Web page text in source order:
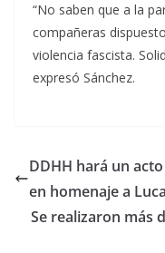
“No saben que a la
compañeras
violencia fascista.
expresó Sánchez.
DDHH hará un
en homenaje a
Se realizaron más